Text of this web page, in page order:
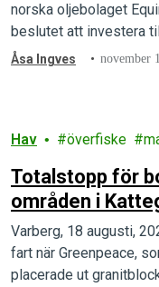
norska oljebolaget
beslutet att investera
projektet stoppas, att
Åsa Ingves november
Hav överfiske
Totalstopp för
områden i
Varberg, 18 augusti,
fart när Greenpeace,
placerade ut